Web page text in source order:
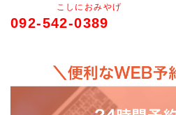
こしにおみやげ
092-542-0389